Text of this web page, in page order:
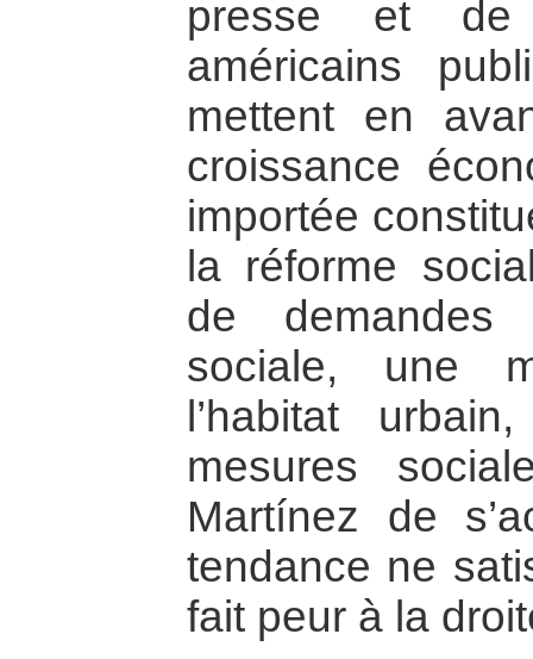
presse et de
américains
mettent en
croissance
importée
la réforme
de
sociale, une
l’habitat
mesures
Martínez de
tendance ne
fait peur à la